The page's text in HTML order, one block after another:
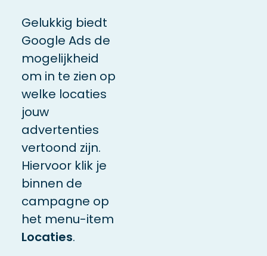
Gelukkig biedt
Google Ads de
mogelijkheid
om in te zien op
welke locaties
jouw
advertenties
vertoond zijn.
Hiervoor klik je
binnen de
campagne op
het menu-item
Locaties.